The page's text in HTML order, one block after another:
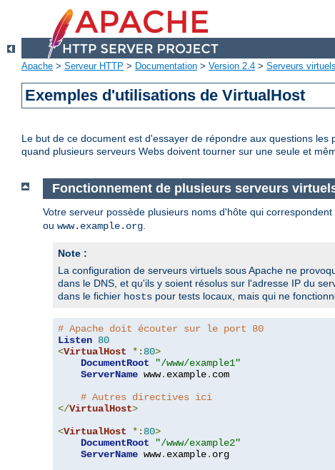
Apache > Serveur HTTP > Documentation > Version 2.4 > Serveurs virtuels
Exemples d'utilisations de VirtualHost
Le but de ce document est d'essayer de répondre aux questions les
quand plusieurs serveurs Webs doivent tourner sur une seule et
Fonctionnement de plusieurs serveurs
Votre serveur possède plusieurs noms d'hôte qui
ou www.example.org
Note :
La configuration de serveurs virtuels sous Apache ne
dans le DNS, et qu'ils y soient résolus sur l'adresse IP du
dans le fichier hosts pour tests locaux, mais qui ne
# Apache doit écouter sur le port 80
Listen 80
<VirtualHost *: 80>
DocumentRoot
"/www/example1"
ServerName www. example. com
# Autres directives ici
</VirtualHost>
<VirtualHost *: 80>
DocumentRoot
"/www/example2"
ServerName www. example. org